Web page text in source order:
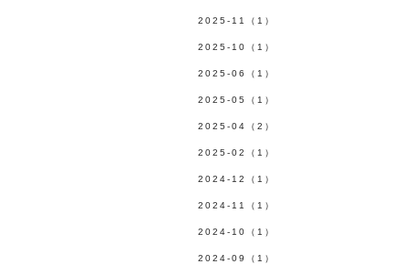
2025-11（1）
2025-10（1）
2025-06（1）
2025-05（1）
2025-04（2）
2025-02（1）
2024-12（1）
2024-11（1）
2024-10（1）
2024-09（1）